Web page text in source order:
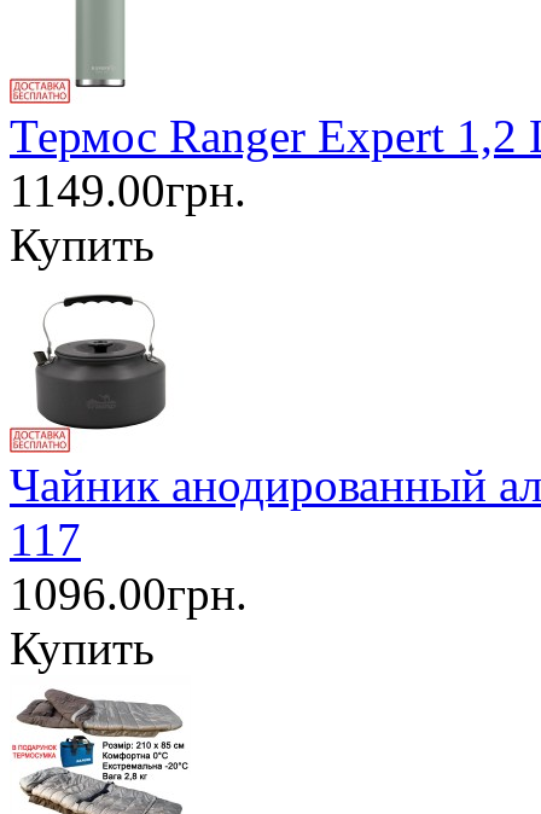
Термос Ranger Expert 1,2
1149.00грн.
Купить
Чайник анодированный
117
1096.00грн.
Купить